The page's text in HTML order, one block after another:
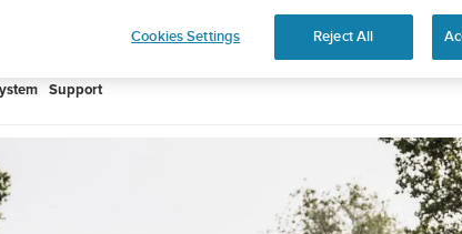
for Adventure. Preorder
Support
Cookies Settings Reject All